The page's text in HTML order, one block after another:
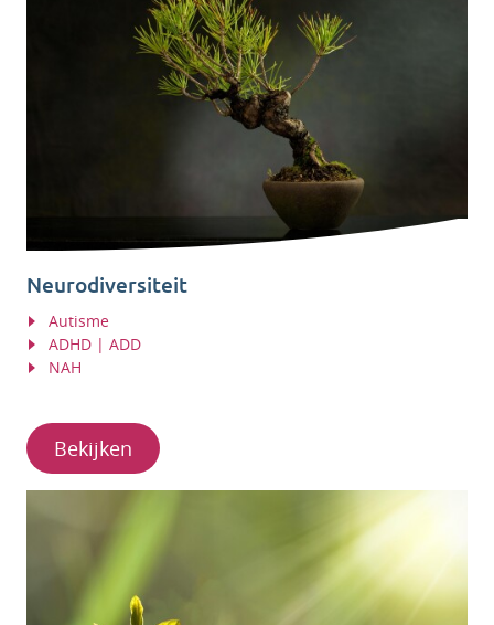
Neurodiversiteit
Autisme
ADHD | ADD
NAH
Bekijken